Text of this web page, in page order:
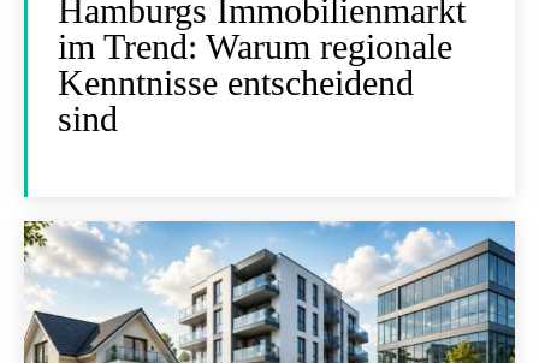
Hamburgs Immobilienmarkt
im Trend: Warum regionale
Kenntnisse entscheidend
sind